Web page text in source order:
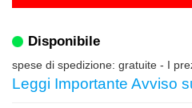
Disponibile
spese di spedizione: gratuite - I
Leggi Importante Avviso